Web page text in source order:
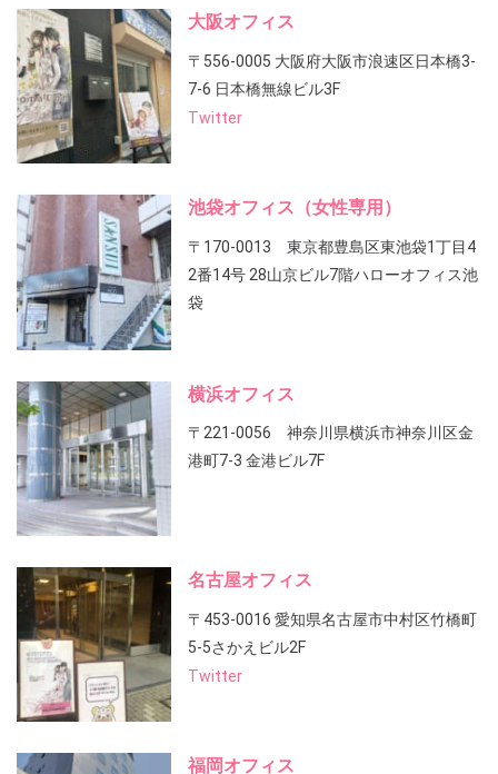
大阪オフィス
〒556-0005 大阪府大阪市浪速区日本橋3-
7-6 日本橋無線ビル3F
Twitter
池袋オフィス（女性専用）
〒170-0013 東京都豊島区東池袋1丁目4
2番14号 28山京ビル7階ハローオフィス池
袋
横浜オフィス
〒221-0056 神奈川県横浜市神奈川区金
港町7-3 金港ビル7F
名古屋オフィス
〒453-0016 愛知県名古屋市中村区竹橋町
5-5さかえビル2F
Twitter
福岡オフィス